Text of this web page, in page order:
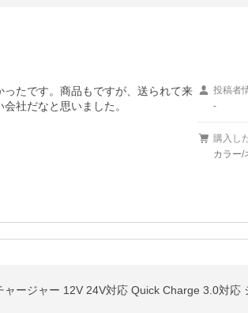
たです。商品もですが、送られて来
社だなと思いました。
投稿者
-
購入し
カラー/
ージャー 12V 24V対応 Quick Charge 3.0対応